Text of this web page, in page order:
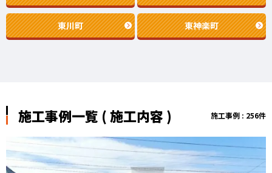
東川町 東神楽町
施工事例一覧 ( 施工内容 ) 施工事例 : 256件